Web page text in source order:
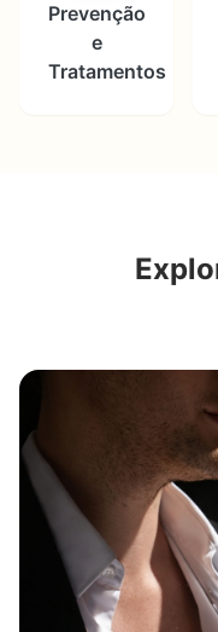
Prevenção
e
Tratamentos